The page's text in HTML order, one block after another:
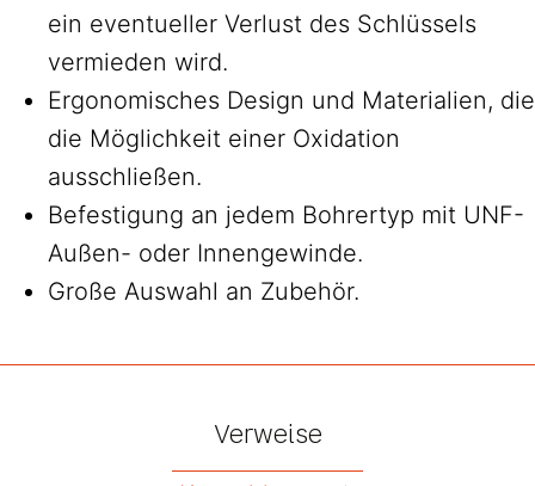
ein eventueller Verlust des Schlüssels
vermieden wird.
Ergonomisches Design und Materialien, die
die Möglichkeit einer Oxidation
ausschließen.
Befestigung an jedem Bohrertyp mit UNF-
Außen- oder Innengewinde.
Große Auswahl an Zubehör.
Verweise